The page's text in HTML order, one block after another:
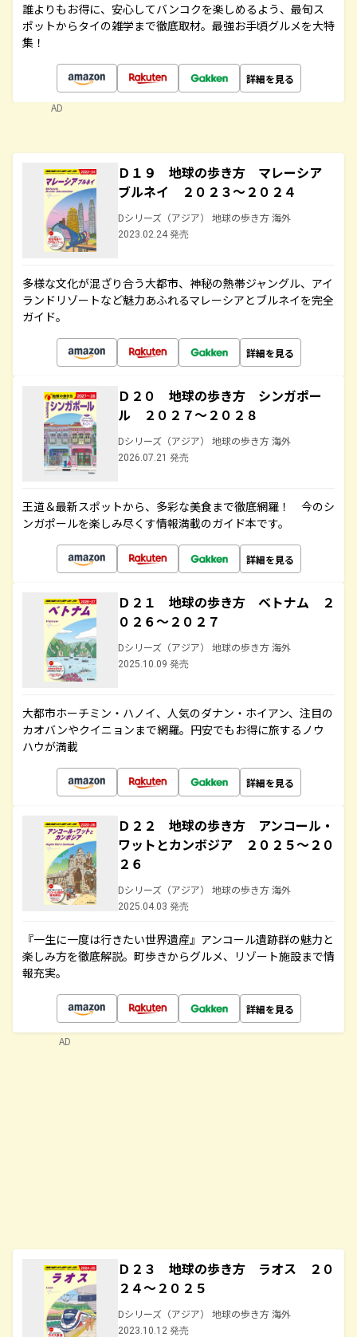
誰よりもお得に、安心してバンコクを楽しめるよう、最旬ス
ポットからタイの雑学まで徹底取材。最強お手頃グルメを大特
集！
詳細を見る
AD
Ｄ１９ 地球の歩き方 マレーシア
ブルネイ ２０２３～２０２４
Dシリーズ（アジア） 地球の歩き方 海外
2023.02.24 発売
多様な文化が混ざり合う大都市、神秘の熱帯ジャングル、アイ
ランドリゾートなど魅力あふれるマレーシアとブルネイを完全
ガイド。
詳細を見る
Ｄ２０ 地球の歩き方 シンガポー
ル ２０２７～２０２８
Dシリーズ（アジア） 地球の歩き方 海外
2026.07.21 発売
王道＆最新スポットから、多彩な美食まで徹底網羅！ 今のシ
ンガポールを楽しみ尽くす情報満載のガイド本です。
詳細を見る
Ｄ２１ 地球の歩き方 ベトナム ２
０２６～２０２７
Dシリーズ（アジア） 地球の歩き方 海外
2025.10.09 発売
大都市ホーチミン・ハノイ、人気のダナン・ホイアン、注目の
カオバンやクイニョンまで網羅。円安でもお得に旅するノウ
ハウが満載
詳細を見る
Ｄ２２ 地球の歩き方 アンコール・
ワットとカンボジア ２０２５～２０
２６
Dシリーズ（アジア） 地球の歩き方 海外
2025.04.03 発売
『一生に一度は行きたい世界遺産』アンコール遺跡群の魅力と
楽しみ方を徹底解説。町歩きからグルメ、リゾート施設まで情
報充実。
詳細を見る
Ｄ２３ 地球の歩き方 ラオス ２０
２４～２０２５
Dシリーズ（アジア） 地球の歩き方 海外
2023.10.12 発売
AD